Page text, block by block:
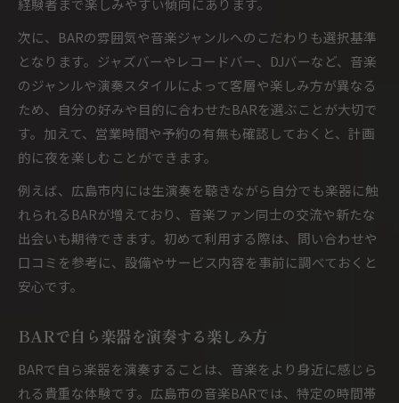
経験者まで楽しみやすい傾向にあります。
次に、BARの雰囲気や音楽ジャンルへのこだわりも選択基準
となります。ジャズバーやレコードバー、DJバーなど、音楽
のジャンルや演奏スタイルによって客層や楽しみ方が異なる
ため、自分の好みや目的に合わせたBARを選ぶことが大切で
す。加えて、営業時間や予約の有無も確認しておくと、計画
的に夜を楽しむことができます。
例えば、広島市内には生演奏を聴きながら自分でも楽器に触
れられるBARが増えており、音楽ファン同士の交流や新たな
出会いも期待できます。初めて利用する際は、問い合わせや
口コミを参考に、設備やサービス内容を事前に調べておくと
安心です。
BARで自ら楽器を演奏する楽しみ方
BARで自ら楽器を演奏することは、音楽をより身近に感じら
れる貴重な体験です。広島市の音楽BARでは、特定の時間帯